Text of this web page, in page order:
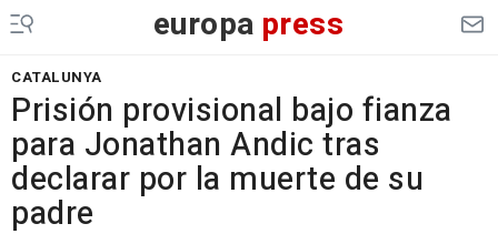
europa press
CATALUNYA
Prisión provisional bajo fianza
para Jonathan Andic tras
declarar por la muerte de su
padre